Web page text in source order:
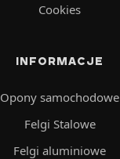
Cookies
INFORMACJE
Opony samochodowe
Felgi Stalowe
Felgi aluminiowe